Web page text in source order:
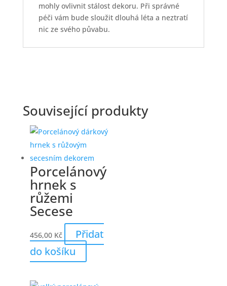
mohly ovlivnit stálost dekoru. Při správné
péči vám bude sloužit dlouhá léta a neztratí
nic ze svého půvabu.
Související produkty
Porcelánový
hrnek s
růžemi
Secese
456,00 Kč
Přidat
do košíku